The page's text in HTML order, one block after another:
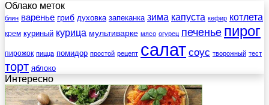
Облако меток
блин варенье гриб духовка запеканка зима капуста кефир котлета
крем куриный курица мультиварке мясо огурец печенье пирог
пирожок пицца помидор простой рецепт салат соус творожный тест
торт яблоко
Интересно